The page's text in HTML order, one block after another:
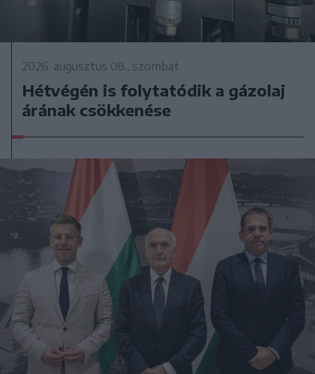
2026. augusztus 08., szombat
Hétvégén is folytatódik a gázolaj
árának csökkenése